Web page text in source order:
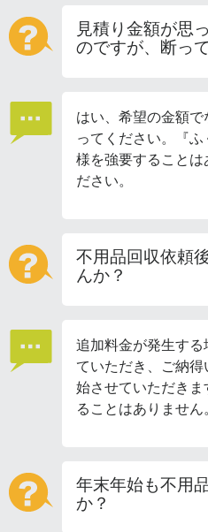
見積り金額が思
のですが、断っ
はい、希望の金額
ってください。『
様を強要することは
ださい。
不用品回収依頼
んか？
追加料金が発生す
ていただき、ご納
始させていただき
ることはありません。
年末年始も不用
か？